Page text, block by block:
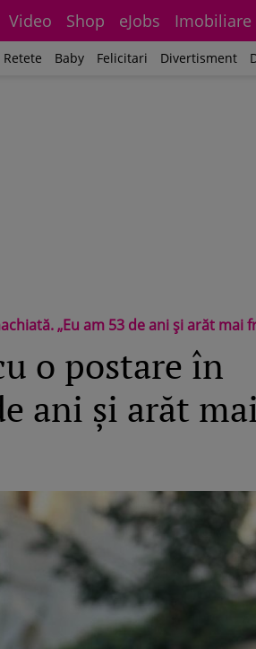
Video Shop eJobs Imobiliare
Retete Baby Felicitari Divertisment
„Eu am 53 de ani și arăt mai
o postare în
ani și arăt